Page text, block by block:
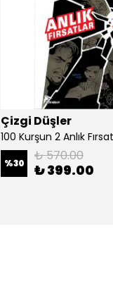
Çizgi Düşler
100 Kurşun 2 Anlık
%30 ₺ 570.00
₺ 399.00